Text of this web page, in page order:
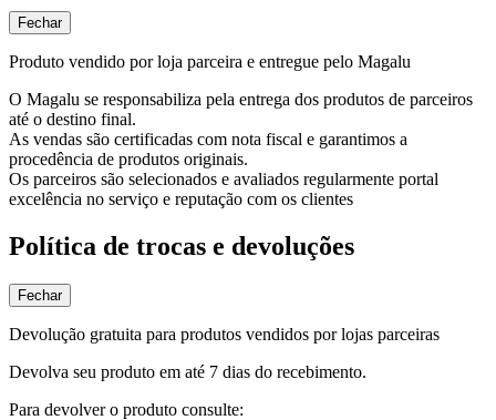
Fechar
Produto vendido por loja parceira e entregue pelo Magalu
O Magalu se responsabiliza pela entrega dos produtos de parceiros
até o destino final.
As vendas são certificadas com nota fiscal e garantimos a
procedência de produtos originais.
Os parceiros são selecionados e avaliados regularmente portal
excelência no serviço e reputação com os clientes
Política de trocas e devoluções
Fechar
Devolução gratuita para produtos vendidos por lojas parceiras
Devolva seu produto em até 7 dias do recebimento.
Para devolver o produto consulte: